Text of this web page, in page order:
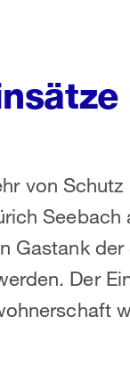
von
Seebach
Gastank
Der